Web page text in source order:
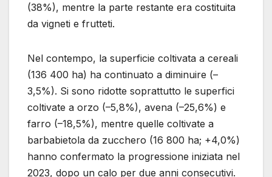
(38%), mentre la parte restante era costituita
da vigneti e frutteti.
Nel contempo, la superficie coltivata a cereali
(136 400 ha) ha continuato a diminuire (–
3,5%). Si sono ridotte soprattutto le superfici
coltivate a orzo (–5,8%), avena (–25,6%) e
farro (–18,5%), mentre quelle coltivate a
barbabietola da zucchero (16 800 ha; +4,0%)
hanno confermato la progressione iniziata nel
2023, dopo un calo per due anni consecutivi.